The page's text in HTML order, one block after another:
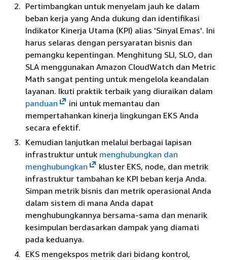
Pertimbangkan untuk menyelam jauh ke dalam
beban kerja yang Anda dukung dan identifikasi
Indikator Kinerja Utama (KPI) alias 'Sinyal Emas'. Ini
harus selaras dengan persyaratan bisnis dan
pemangku kepentingan. Menghitung SLI, SLO, dan
SLA menggunakan Amazon CloudWatch dan Metric
Math sangat penting untuk mengelola keandalan
layanan. Ikuti praktik terbaik yang diuraikan dalam
panduan
ini untuk memantau dan
mempertahankan kinerja lingkungan EKS Anda
secara efektif.
Kemudian lanjutkan melalui berbagai lapisan
infrastruktur untuk menghubungkan dan
menghubungkan
kluster EKS, node, dan metrik
infrastruktur tambahan ke KPI beban kerja Anda.
Simpan metrik bisnis dan metrik operasional Anda
dalam sistem di mana Anda dapat
menghubungkannya bersama-sama dan menarik
kesimpulan berdasarkan dampak yang diamati
pada keduanya.
EKS mengekspos metrik dari bidang kontrol,